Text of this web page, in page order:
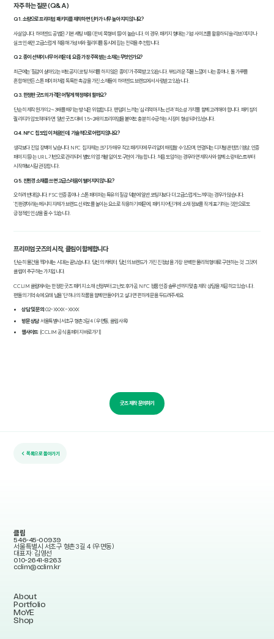
자주 하는 질문 (Q&A)
Q1. 소량으로 프리미엄 패키지를 제작하면 단가가 너무 높아지지 않나요?
사실입니다. 하이엔드 공법은 기본 세팅 비용(판비, 목형비 등)이 높습니다. 이 경우, 패키지 형태는 기성 사이즈를 활용하되 '슬리브(띠지)'나
실크 인쇄만 고급스럽게 적용해 가성비와 퀄리티를 동시에 잡는 전략을 추천합니다.
Q2. 종이 선택이 너무 어려운데, 요즘 가장 주목받는 소재는 무엇인가요?
최근에는 '질감이 살아있는 비도공지(코팅 처리를 하지 않은 종이)'가 주목받고 있습니다. 부드러운 직물 느낌이 나는 종이나, 돌 가루를
혼합해 만든 스톤 페이퍼처럼 독특한 촉감을 가진 소재들이 하이엔드 브랜드에서 사랑받고 있습니다.
Q3. 한정판 굿즈의 가격은 어떻게 책정해야 할까요?
단순히 제작 원가의 2~3배를 매기는 방식은 위험합니다. 팬덤이 느끼는 '심리적 마지노선'과 '희소성 가치'를 함께 고려해야 합니다. 패키징의
퀄리티가 압도적이라면, 일반 굿즈 대비 1.5~2배의 프리미엄을 붙여도 충분히 수긍하는 시장이 형성되어 있습니다.
Q4. NFC 칩 도입이 처음인데, 기술적으로 어렵지 않나요?
생각보다 진입 장벽이 낮습니다. NFC 칩 자체는 크기가 매우 작고 패키지에 무리 없이 매립할 수 있으며, 연결되는 디지털 콘텐츠(영상, 인증
페이지 등)는 URL 기반으로 관리되어 별도의 앱 개발 없이도 구현이 가능합니다. 처음 도입하는 경우라면 제작사와 함께 소량 테스트부터
시작해보시길 권장합니다.
Q5. 친환경 소재를 쓰면 고급스러움이 떨어지지 않나요?
오히려 반대입니다. FSC 인증 종이나 스톤 페이퍼는 특유의 질감 덕분에 일반 코팅지보다 더 고급스럽게 느껴지는 경우가 많습니다.
'친환경'이라는 메시지 자체가 브랜드 신뢰도를 높이는 요소로 작용하기 때문에, 패키지 어딘가에 소재 정보를 작게 표기하는 것만으로도
긍정적인 인상을 줄 수 있습니다.
프리미엄 굿즈의 시작, 클림이 함께합니다
단순히 물건을 찍어내는 시대는 끝났습니다. 당신의 캐릭터, 당신의 브랜드가 가진 진정성을 가장 완벽한 물리적 형태로 구현하는 것, 그것이
클림이 추구하는 가치입니다.
CCLIM 클림에서는 한정판 굿즈 패키지 소재 선정부터 고난도 후가공, NFC 정품 인증 솔루션까지 맞춤 제작 상담을 제공하고 있습니다.
팬들의 기억 속에 오래 남을 '단 하나의 작품'을 함께 만들어가고 싶다면 편하게 문을 두드려주세요.
상담 및 문의: 02-XXXX-XXXX
방문 상담: 서울특별시 서초구 형촌3길 4 (우면동, 클림 사옥)
웹사이트: [CCLIM 공식 홈페이지 바로가기]
굿즈 제작 문의하기
← 목록으로 돌아가기
클림
546-45-00939
서울특별시 서초구 형촌3길 4 (우면동)
대표자: 김영선
010-2641-8263
cclim@cclim.kr
About
Portfolio
MoYE
Shop